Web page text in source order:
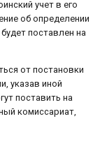
учет в его
об определении
поставлен на
от постановки
указав иной
поставить на
комиссариат,